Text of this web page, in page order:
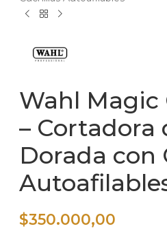
Wahl Magic
– Cortadora
Dorada con
$350.000,00